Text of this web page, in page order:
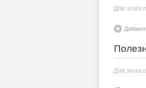
Для этого
Для этого